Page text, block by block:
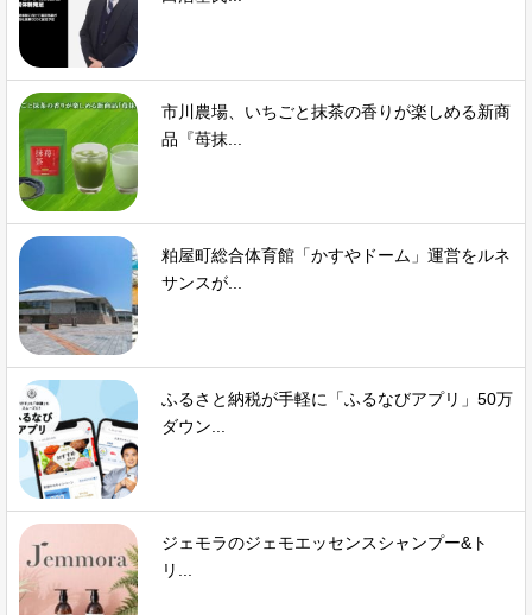
市川農場、いちごと抹茶の香りが楽しめる新商
品『苺抹...
粕屋町総合体育館「かすやドーム」運営をルネ
サンスが...
ふるさと納税が手軽に「ふるなびアプリ」50万
ダウン...
ジェモラのジェモエッセンスシャンプー&ト
リ...